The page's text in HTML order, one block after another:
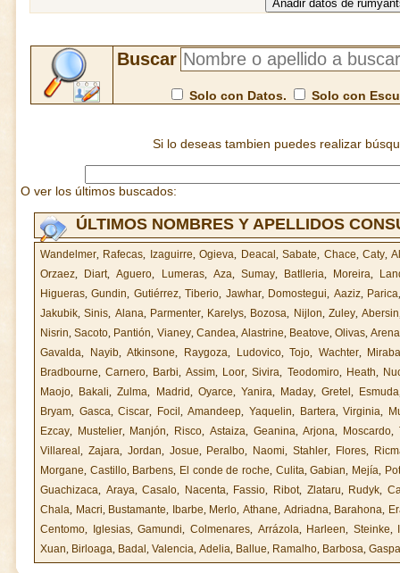
Buscar
Solo con Datos. Solo con
Si lo deseas tambien puedes realizar
O ver los últimos buscados:
ÚLTIMOS NOMBRES Y APELLIDOS
Wandelmer, Rafecas, Izaguirre,Ogieva, Deacal ,Sabate, Chace, Caty,
Orzaez, Diart,Aguero, Lumeras, Aza, Sumay, Batlleria, Moreira,
Higueras,Gundin, Gutiérrez,Tiberio, Jawhar, Domostegui, Aaziz, Parica
Jakubik,Sinis, Alana, Parmenter, Karelys, Bozosa, Nijlon, Zuley, Abersin
Nisrin,Sacoto, Pantión, Vianey, Candea, Alastrine, Beatove,Olivas,
Gavalda, Nayib,Atkinsone, Raygoza, Ludovico,Tojo, Wachter,
Bradbourne,Carnero, Barbi,Assim, Loor,Sivira, Teodomiro, Heath,
Maojo, Bakali,Zulma, Madrid, Oyarce, Yanira, Maday,Gretel, Esmuda
Bryam, Gasca,Ciscar, Focil ,Amandeep, Yaquelin, Bartera,Virginia,
Ezcay, Mustelier, Manjón, Risco, Astaiza, Geanina,Arjona, Moscardo,
Villareal , Zajara, Jordan, Josue, Peralbo, Naomi,Stahler, Flores,
Morgane, Castillo, Barbens, El conde de roche, Culita,Gabian, Mejía,
Guachizaca, Araya,Casalo, Nacenta, Fassio, Ribot, Zlataru, Rudyk,
Chala, Macri, Bustamante, Ibarbe, Merlo, Athane, Adriadna, Barahona,
Centomo, Iglesias,Gamundi, Colmenares, Arrázola, Harleen, Steinke,
Xuan, Birloaga, Badal , Valencia, Adelia, Ballue, Ramalho, Barbosa,